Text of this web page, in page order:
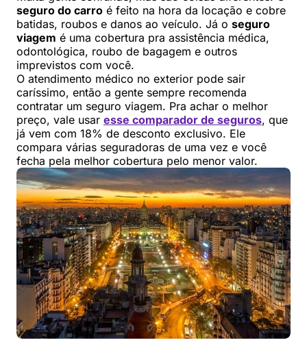
seguro do carro é feito na hora da locação e cobre
batidas, roubos e danos ao veículo. Já o seguro
viagem é uma cobertura pra assistência médica,
odontológica, roubo de bagagem e outros
imprevistos com você.
O atendimento médico no exterior pode sair
caríssimo, então a gente sempre recomenda
contratar um seguro viagem. Pra achar o melhor
preço, vale usar esse comparador de seguros, que
já vem com 18% de desconto exclusivo. Ele
compara várias seguradoras de uma vez e você
fecha pela melhor cobertura pelo menor valor.